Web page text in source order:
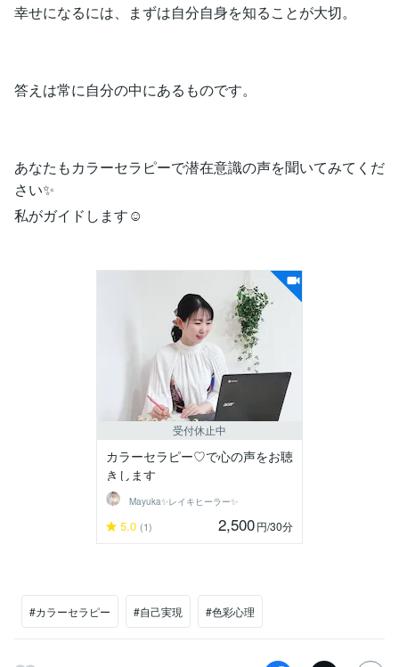
幸せになるには、まずは自分自身を知ることが大切。
答えは常に自分の中にあるものです。
あなたもカラーセラピーで潜在意識の声を聞いてみてくだ
さい✨
私がガイドします☺
受付休止中
カラーセラピー♡で心の声をお聴
きします
Mayuka✨レイキヒーラー✨
5.0 (1) 2,500円/30分
#カラーセラピー #自己実現 #色彩心理